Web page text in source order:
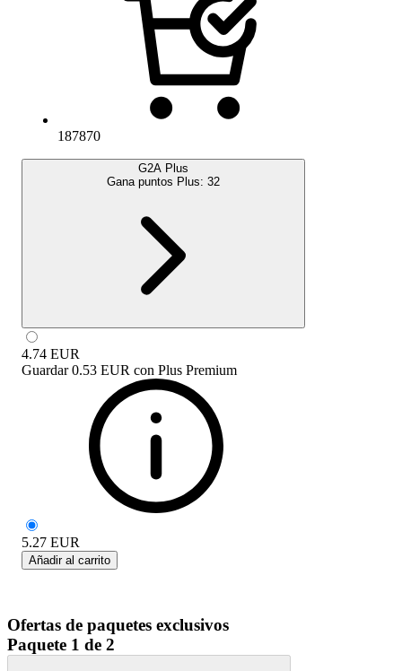
187870
G2A Plus
Gana puntos Plus: 32
4.74 EUR
Guardar 0.53 EUR con Plus Premium
5.27 EUR
Añadir al carrito
Ofertas de paquetes exclusivos
Paquete 1 de 2